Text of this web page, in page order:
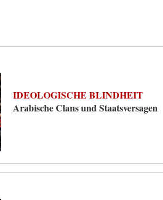
IDEOLOGISCHE BLINDHEIT
Arabische Clans und Staatsversagen